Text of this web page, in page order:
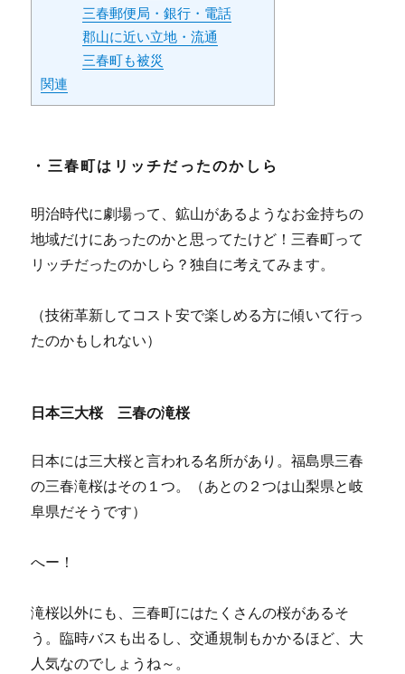
三春郵便局・銀行・電話
郡山に近い立地・流通
三春町も被災
関連
・三春町はリッチだったのかしら
明治時代に劇場って、鉱山があるようなお金持ちの
地域だけにあったのかと思ってたけど！三春町って
リッチだったのかしら？独自に考えてみます。
（技術革新してコスト安で楽しめる方に傾いて行っ
たのかもしれない）
日本三大桜 三春の滝桜
日本には三大桜と言われる名所があり。福島県三春
の三春滝桜はその１つ。（あとの２つは山梨県と岐
阜県だそうです）
へー！
滝桜以外にも、三春町にはたくさんの桜があるそ
う。臨時バスも出るし、交通規制もかかるほど、大
人気なのでしょうね～。